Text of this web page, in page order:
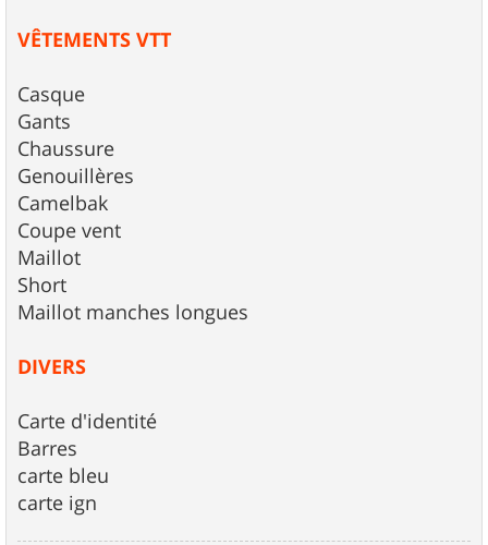
VÊTEMENTS VTT
Casque
Gants
Chaussure
Genouillères
Camelbak
Coupe vent
Maillot
Short
Maillot manches longues
DIVERS
Carte d'identité
Barres
carte bleu
carte ign